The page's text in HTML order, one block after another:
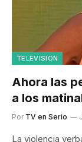
TELEVISIÓN
Ahora las
a los
Por TV en Serio
La violencia